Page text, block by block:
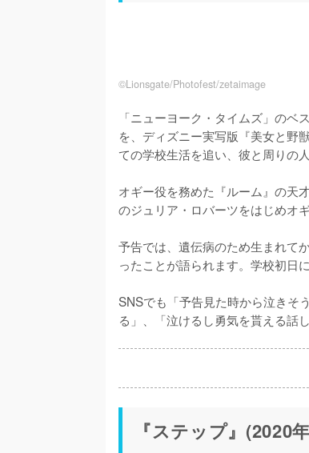
©︎Lionsgate/Photofest/zetaimage
「ニューヨーク・タイムズ」のベ
を、ディズニー実写版『美女と野
ての学校生活を追い、彼と周りの
オギー役を務めた『ルーム』の天
のジュリア・ロバーツをはじめオ
予告では、遺伝病のため生まれて
ったことが語られます。学校初
SNSでも「予告見た時から泣きそ
る」、「泣けるし勇気を貰える話
『ステップ』(2020